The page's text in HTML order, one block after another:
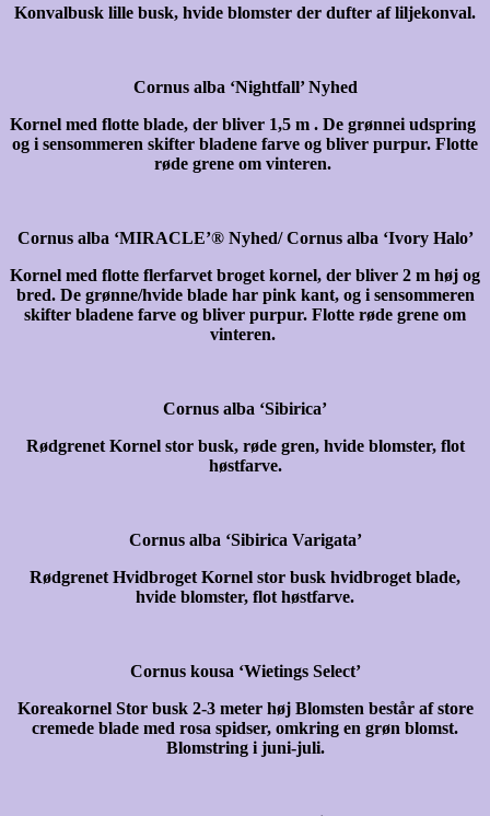
Konvalbusk lille busk, hvide blomster der dufter af liljekonval.
Cornus alba ‘Nightfall’ Nyhed
Kornel med flotte blade, der bliver 1,5 m . De grønnei udspring
og i sensommeren skifter bladene farve og bliver purpur. Flotte
røde grene om vinteren.
Cornus alba ‘MIRACLE’® Nyhed/ Cornus alba ‘Ivory Halo’
Kornel med flotte flerfarvet broget kornel, der bliver 2 m høj og
bred. De grønne/hvide blade har pink kant, og i sensommeren
skifter bladene farve og bliver purpur. Flotte røde grene om
vinteren.
Cornus alba ‘Sibirica’
Rødgrenet Kornel stor busk, røde gren, hvide blomster, flot
høstfarve.
Cornus alba ‘Sibirica Varigata’
Rødgrenet Hvidbroget Kornel stor busk hvidbroget blade,
hvide blomster, flot høstfarve.
Cornus kousa ‘Wietings Select’
Koreakornel Stor busk 2-3 meter høj Blomsten består af store
cremede blade med rosa spidser, omkring en grøn blomst.
Blomstring i juni-juli.